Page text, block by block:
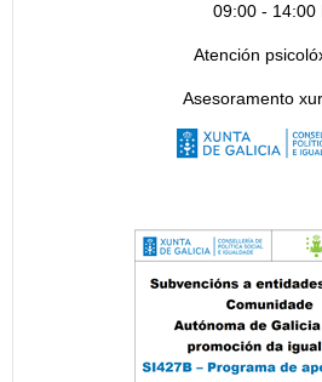
09:00 - 14:00
Atención
Asesoramento